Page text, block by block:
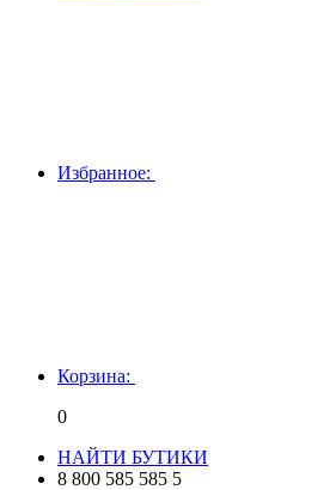
Избранное:
Корзина:
0
НАЙТИ БУТИКИ
8 800 585 585 5